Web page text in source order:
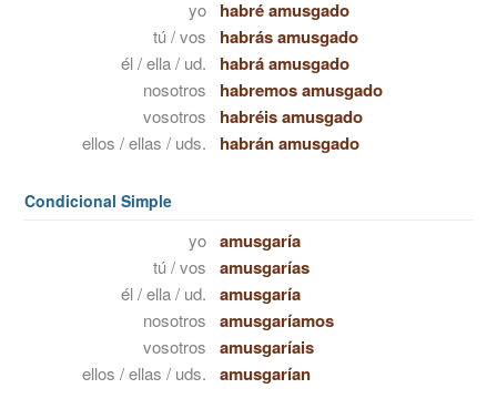
yo habré amusgado
tú / vos habrás amusgado
él / ella / ud. habrá amusgado
nosotros habremos amusgado
vosotros habréis amusgado
ellos / ellas / uds. habrán amusgado
Condicional Simple
yo amusgaría
tú / vos amusgarías
él / ella / ud. amusgaría
nosotros amusgaríamos
vosotros amusgaríais
ellos / ellas / uds. amusgarían